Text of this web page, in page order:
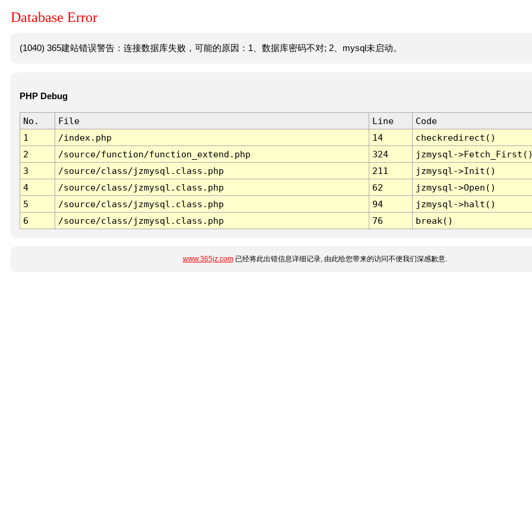
Database Error
(1040) 365建站错误警告：连接数据库失败，可能的原因：1、数据库密码不对; 2、mysql未启动。
PHP Debug
No. File Line
Code
1
/index.php 14
checkredirect()
2
/source/function/function_extend.php 324
jzmysql-
3
/source/class/jzmysql.class.php 211
jzmysql->Init()
4
/source/class/jzmysql.class.php 62
jzmysql->Open()
5
/source/class/jzmysql.class.php 94
jzmysql->halt()
6
/source/class/jzmysql.class.php 76 break()
www.365jz.com已经将此出错信息详细记录, 由此给您带来的访问不便我们深感歉意.